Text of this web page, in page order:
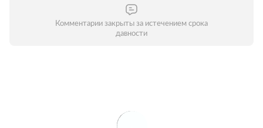
Комментарии закрыты за истечением срока
давности